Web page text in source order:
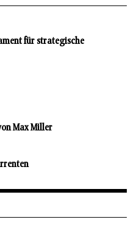
für strategische
Max Miller